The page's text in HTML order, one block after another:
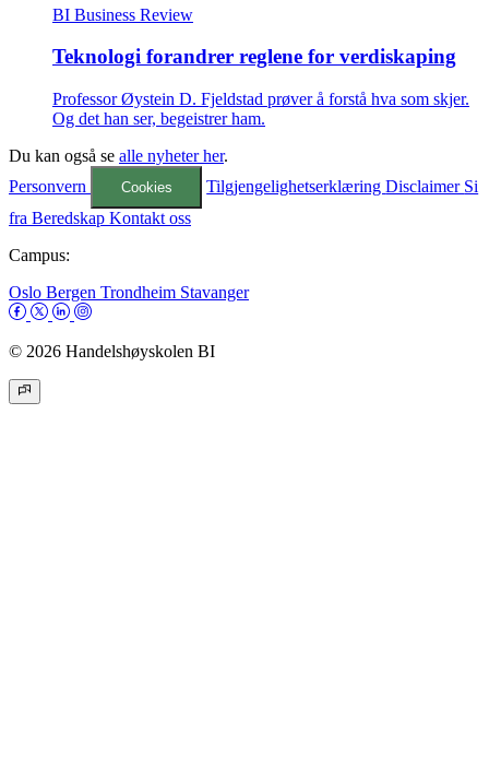
BI Business Review
Teknologi forandrer reglene for verdiskaping
Professor Øystein D. Fjeldstad prøver å forstå hva som skjer.
Og det han ser, begeistrer ham.
Du kan også se alle nyheter her.
Personvern
Cookies TilgjengelighetserklæringDisclaimer Si
fra Beredskap Kontakt oss
Campus:
Oslo Bergen Trondheim Stavanger
© 2026 Handelshøyskolen BI